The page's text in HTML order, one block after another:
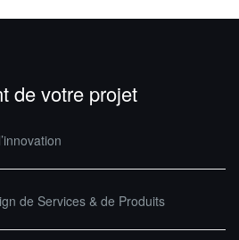
de votre projet
de Services & de Produits